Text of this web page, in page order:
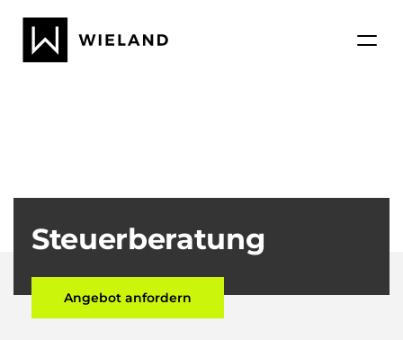
Steuerberatung
Angebot anfordern